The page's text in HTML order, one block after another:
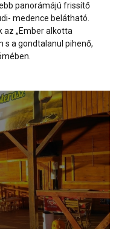
panorámájú frissítő
medence belátható.
az „Ember alkotta
s a gondtalanul pihenő,